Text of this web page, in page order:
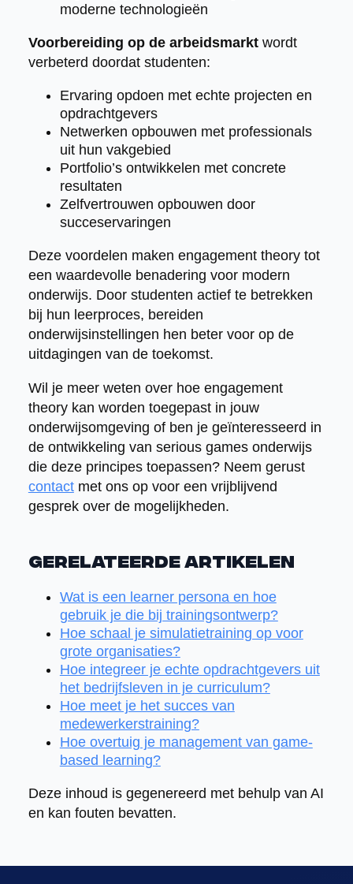
moderne technologieën
Voorbereiding op de arbeidsmarktwordt
verbeterd doordat studenten:
Ervaring opdoen met echte projecten en
opdrachtgevers
Netwerken opbouwen met professionals
uit hun vakgebied
Portfolio’s ontwikkelen met concrete
resultaten
Zelfvertrouwen opbouwen door
succeservaringen
Deze voordelen maken engagement theory tot
een waardevolle benadering voor modern
onderwijs. Door studenten actief te betrekken
bij hun leerproces, bereiden
onderwijsinstellingen hen beter voor op de
uitdagingen van de toekomst.
Wil je meer weten over hoe engagement
theory kan worden toegepast in jouw
onderwijsomgeving of ben je geïnteresseerd in
de ontwikkeling van serious games onderwijs
die deze principes toepassen? Neem gerust
contactmet ons op voor een vrijblijvend
gesprek over de mogelijkheden.
Gerelateerde artikelen
Wat is een learner persona en hoe
gebruik je die bij trainingsontwerp?
Hoe schaal je simulatietraining op voor
grote organisaties?
Hoe integreer je echte opdrachtgevers uit
het bedrijfsleven in je curriculum?
Hoe meet je het succes van
medewerkerstraining?
Hoe overtuig je management van game-
based learning?
Deze inhoud is gegenereerd met behulp van AI
en kan fouten bevatten.